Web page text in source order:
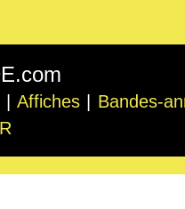
Affiches
Bandes-